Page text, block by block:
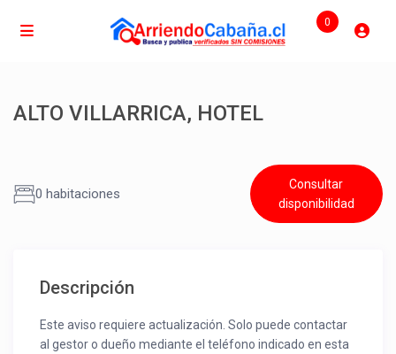
0
ALTO VILLARRICA, HOTEL
0 habitaciones
Consultar
disponibilidad
Descripción
Este aviso requiere actualización. Solo puede contactar
al gestor o dueño mediante el teléfono indicado en esta